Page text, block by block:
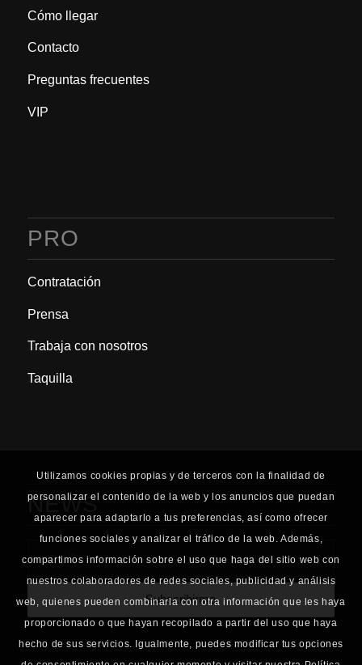
Cómo llegar
Contacto
Preguntas frecuentes
VIP
PRO
Contratación
Prensa
Trabaja con nosotros
Taquilla
NEWS
Utilizamos cookies propias y de terceros con la finalidad de
personalizar el contenido de la web y los anuncios que puedan
aparecer para adaptarlo a tus preferencias, así como ofrecer
funciones sociales y analizar el tráfico de la web. Además,
compartimos información sobre el uso que haga del sitio web con
nuestros colaboradores de redes sociales, publicidad y análisis
web, quienes pueden combinarla con otra información que les haya
proporcionado o que hayan recopilado a partir del uso que haya
hecho de sus servicios. Igualmente, puedes modificar tus opciones